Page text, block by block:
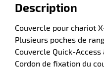
Description
Couvercle pour chariot
Plusieurs poches de
Couvercle Quick-
Cordon de fixation du